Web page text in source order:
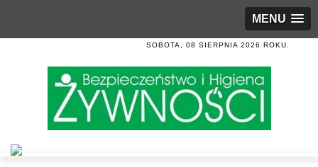
MENU
SOBOTA, 08 SIERPNIA 2026 ROKU.